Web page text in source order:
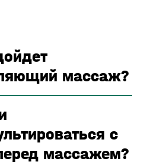
массаж?
с
массажем?